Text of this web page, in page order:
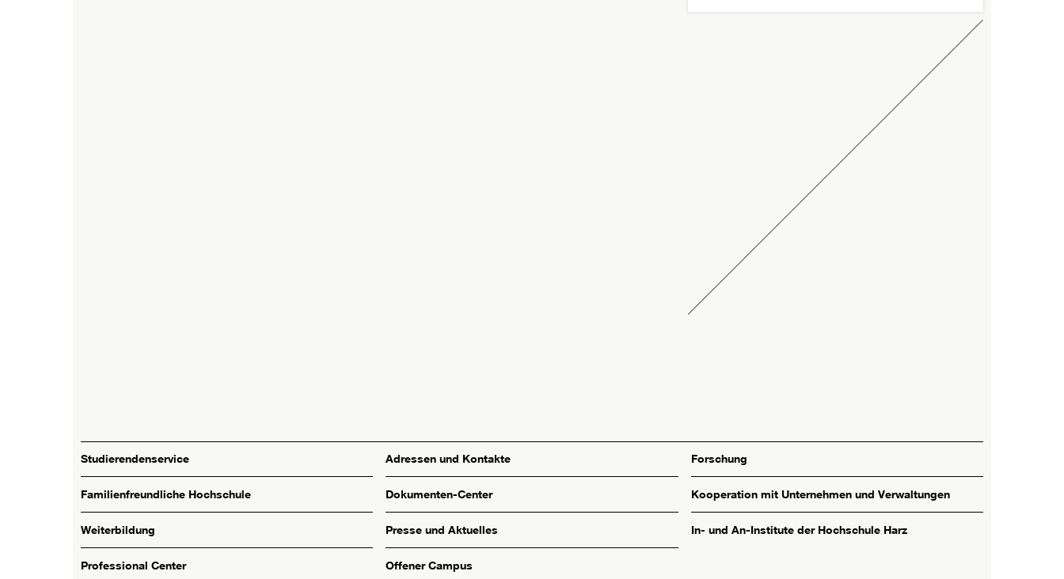
Studierendenservice
Familienfreundliche Hochschule
Weiterbildung
Professional Center
Adressen und Kontakte
Dokumenten-Center
Presse und Aktuelles
Offener Campus
Forschung
Kooperation mit Unternehmen und Verwaltungen
In- und An-Institute der Hochschule Harz